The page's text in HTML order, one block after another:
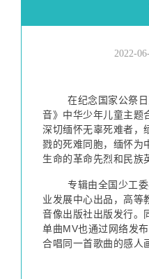
2022-
音》中华少年儿童主题
深切缅怀无辜死难者，
戮的死难同胞，缅怀为
生命的革命先烈和民族
业发展中心出品，高等
音像出版社出版发行。
单曲MV也通过网络发
合唱同一首歌曲的感人